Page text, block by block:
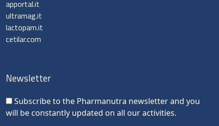
Gastroenterology
Sports Medicine
Nephrology
Inflammation
Muscles and joints
apportal.it
ultramag.it
lactopam.it
cetilar.com
Newsletter
Subscribe to the Pharmanutra newsletter and you
will be constantly updated on all our activities.